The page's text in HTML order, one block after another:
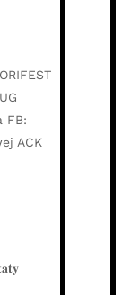
FB:
ACK